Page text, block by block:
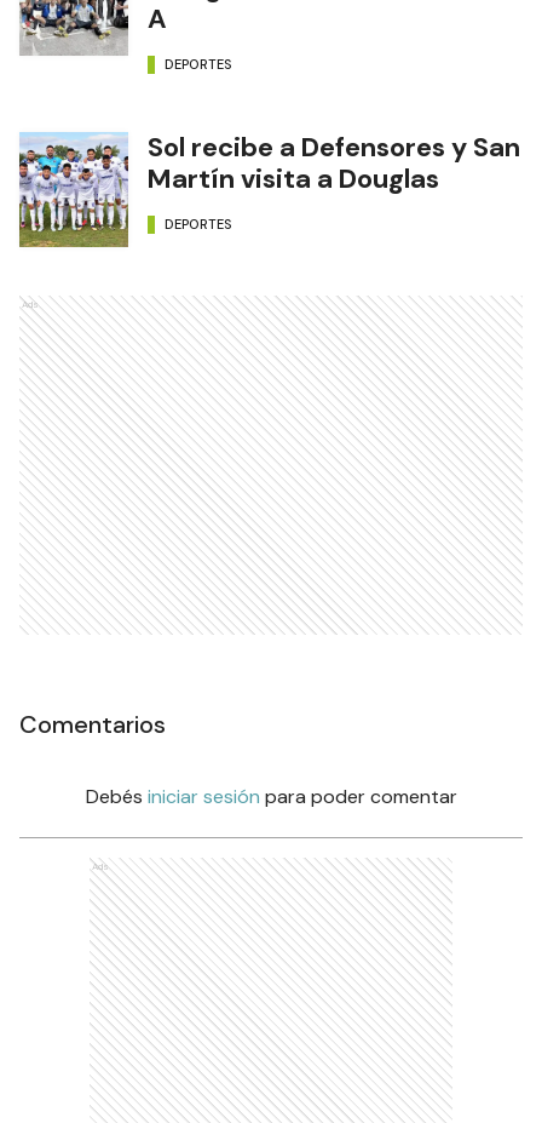
A
DEPORTES
Sol recibe a Defensores y San
Martín visita a Douglas
DEPORTES
Ads
Comentarios
Debés iniciar sesión para poder comentar
Ads